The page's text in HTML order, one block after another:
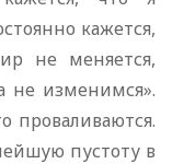
кажется,
не меняется,
не изменимся».
пустоту в